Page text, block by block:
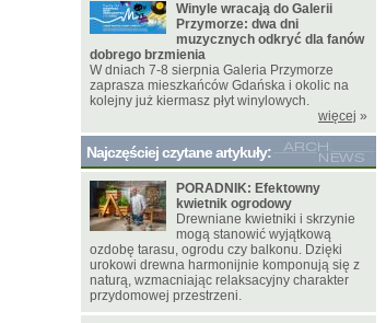
Winyle wracają do Galerii
Przymorze: dwa dni
muzycznych odkryć dla fanów
dobrego brzmienia
W dniach 7-8 sierpnia Galeria Przymorze
zaprasza mieszkańców Gdańska i okolic na
kolejny już kiermasz płyt winylowych.
więcej »
Najczęściej czytane artykuły:
PORADNIK: Efektowny
kwietnik ogrodowy
Drewniane kwietniki i skrzynie
mogą stanowić wyjątkową
ozdobę tarasu, ogrodu czy balkonu. Dzięki
urokowi drewna harmonijnie komponują się z
naturą, wzmacniając relaksacyjny charakter
przydomowej przestrzeni.